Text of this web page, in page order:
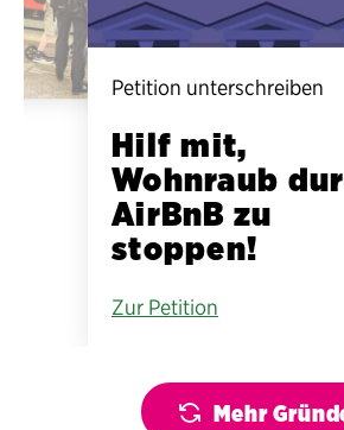
Petition unterschreiben
Hilf mit,
Wohnraub
AirBnB zu
stoppen!
Zur Petition
Mehr